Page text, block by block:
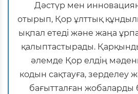
Дәстүр мен
отырып, Қор ұлттық
ықпал етеді және жаңа
қалыптастырады.
әлемде Қор елдің
кодын сақтауға, зерделеу
бағытталған жобаларды